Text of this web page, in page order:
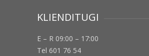
KLIENDITUGI
E – R 09:00 – 17:00
Tel 601 76 54